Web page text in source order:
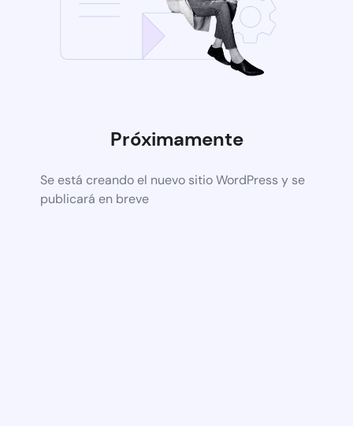
Próximamente
Se está creando el nuevo sitio WordPress y se
publicará en breve